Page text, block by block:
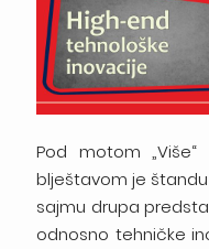
Pod motom „Više“
blještavom je
sajmu drupa
odnosno tehničke